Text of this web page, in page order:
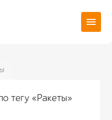
тегу «Ракеты»